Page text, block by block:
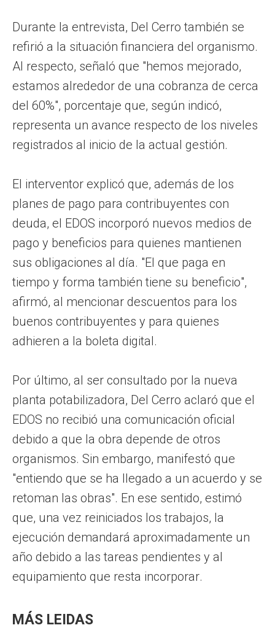
Durante la entrevista, Del Cerro también se
refirió a la situación financiera del organismo.
Al respecto, señaló que "hemos mejorado,
estamos alrededor de una cobranza de cerca
del 60%", porcentaje que, según indicó,
representa un avance respecto de los niveles
registrados al inicio de la actual gestión.
El interventor explicó que, además de los
planes de pago para contribuyentes con
deuda, el EDOS incorporó nuevos medios de
pago y beneficios para quienes mantienen
sus obligaciones al día. "El que paga en
tiempo y forma también tiene su beneficio",
afirmó, al mencionar descuentos para los
buenos contribuyentes y para quienes
adhieren a la boleta digital.
Por último, al ser consultado por la nueva
planta potabilizadora, Del Cerro aclaró que el
EDOS no recibió una comunicación oficial
debido a que la obra depende de otros
organismos. Sin embargo, manifestó que
"entiendo que se ha llegado a un acuerdo y se
retoman las obras". En ese sentido, estimó
que, una vez reiniciados los trabajos, la
ejecución demandará aproximadamente un
año debido a las tareas pendientes y al
equipamiento que resta incorporar.
MÁS LEIDAS